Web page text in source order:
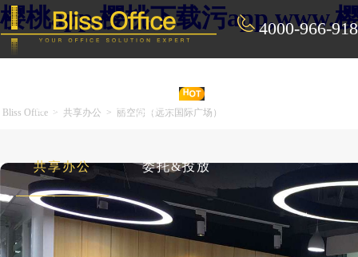
樱桃app,樱桃下载污app,www.
4000-966-918
首 页 优选好房
共享办公 委托&投放
Bliss Office > 共享办公 > 丽空间（远东国际广场）